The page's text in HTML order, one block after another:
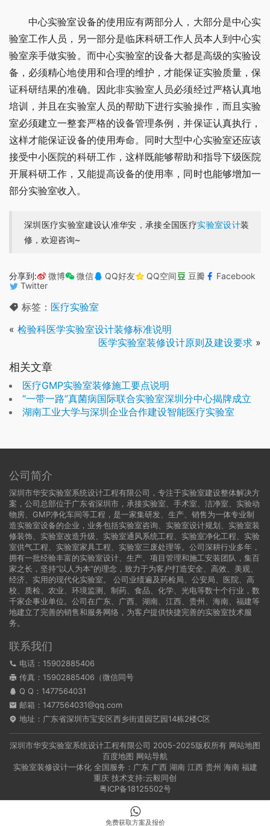
中心实验室设备的使用应有两部分人，大部分是中心实
验室工作人员，另一部分是临床科研工作人员本人到中心实
验室亲手做实验。而中心实验室的设备大都是高级的实验设
备，必须精心地使用和合理的维护，才能保证实验质量，保
证科研结果的准确。因此非实验室人员必须经过严格认真地
培训，并且在实验室人员的帮助下进行实验操作，而且实验
室必须建立一整套严格的设备管理条例，并保证认真执行，
这样才能保证设备的使用寿命。同时大型中心实验室还应该
接受中小医院的科研工作，这样既能够帮助和指导下级医院
开展科研工作，又能提高设备的使用率，同时也能够增加一
部分实验室收入。
深圳医疗实验室建设认准华安，承接全国医疗实验室设计装
修，欢迎咨询~
分享到: 微博 微信 QQ好友 QQ空间 豆瓣
Facebook
Twitter
标签： 医疗实验室
« 检验科医学实验室设计装修标准说明
医学实验室装修设计原则及建设要求 »
相关文章
医疗GMP实验室装修施工要点说明
“一带一路”真菌病国际联合实验室深圳分中心揭牌成立
湖南工业大学与深圳企业合作建设智能医疗实验室
公司简介
深圳市华安实验室系统设计工程有限公司，专注于实验室建设整体解决方
案，公司总部位于广东省深圳市，承接实验室、手术室、洁净室、实验动
物房、GMP净化车间等工程，是一家集研发、生产、销售为一体专业制
造实验室设备的企业，业务包括实验室咨询、实验室设计规划、实验室装
修装饰、实验室改造升级、实验室通风系统工程、实验室净化工程、实验
室供气工程、实验室家具工程、实验室三废处理等。公司深耕行业多年，
拥有一批经验丰富的实验室设计、生产、项目管理和施工安装团队，集百
家之长，坚持“以人为本”的理念，致力于为客户打造安全、高效、美观、
经济、实用的现代化实验室。 公司业绩遍及药检局、公安局、医院、高
校、质检、农业、环境监测、制药、食品、化学、光电等数十个行业，数
千家企事业单位。公司在广东、广西、湖南、江西、贵州、海南、福建等
地建立了完善的销售和服务网络，为客户提供快捷完善的实验室技术服
务。
联系我们
电话：15902885406
传真：15902885406（微信同号
Q Q： 1477564031
邮箱：1477564031@qq.com
地址：广东省深圳市宝安区西乡街道园艺园14栋2楼C区
深圳市华安实验室系统设计工程有限公司 2005-2025版权所有 网站地图
百度地图 网站导航
实验室装修设计一体化 全国服务： 广东 广西 湖南 江西 贵州 海南 福建
重庆 技术支持:云毅同创
粤ICP备18125502号
免费获取方案及报价